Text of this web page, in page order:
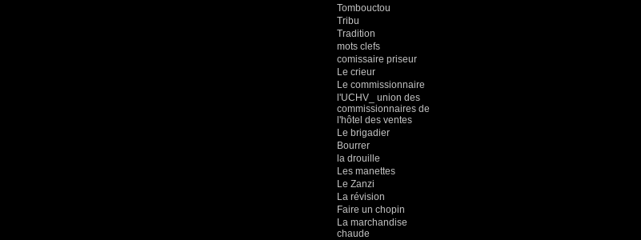
Tombouctou
Tribu
Tradition
mots clefs
comissaire priseur
Le crieur
Le commissionnaire
l'UCHV_ union des
commissionnaires de
l'hôtel des ventes
Le brigadier
Bourrer
la drouille
Les manettes
Le Zanzi
La révision
Faire un chopin
La marchandise
chaude